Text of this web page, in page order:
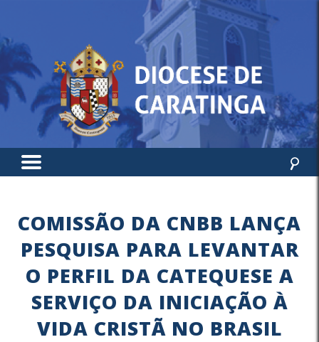
COMISSÃO DA CNBB LANÇA
PESQUISA PARA LEVANTAR
O PERFIL DA CATEQUESE A
SERVIÇO DA INICIAÇÃO À
VIDA CRISTÃ NO BRASIL